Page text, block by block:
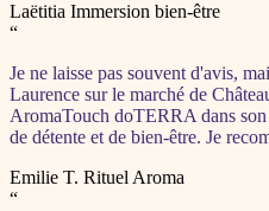
Laëtitia Immersion bien-être
“
Je ne laisse pas souvent d'avis,
Laurence sur le marché de
AromaTouch doTERRA dans
de détente et de bien-être. Je
Emilie T. Rituel Aroma
“